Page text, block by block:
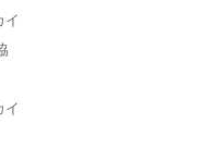
イ
イ